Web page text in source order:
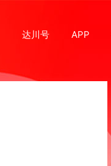
达川号 APP